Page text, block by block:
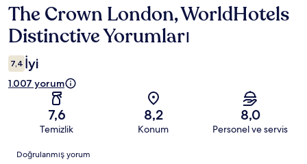
Yorumlar
The Crown London, WorldHotels
Distinctive Yorumları
7,4 İyi
1.007 yorum
7,6
Temizlik
8,2
Konum
8,0
Personel ve servis
Yorumlar
Doğrulanmış yorum